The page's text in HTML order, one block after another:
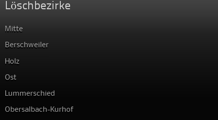
Löschbezirke
Mitte
Berschweiler
Holz
Ost
Lummerschied
Obersalbach-Kurhof